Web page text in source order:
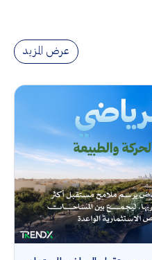
عرض المزيد